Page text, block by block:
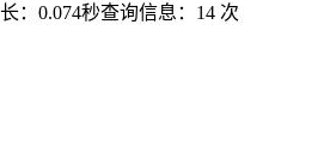
：0.074秒查询信息：14 次